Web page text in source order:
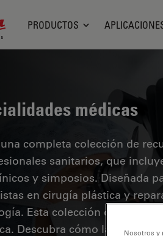
Logo
PRODUCTOS
médicas
completa colección de
sanitarios, que
y simposios. Diseñada
en cirugía plástica y
Esta colección destaca
Descubra cómo las
Nosotros y